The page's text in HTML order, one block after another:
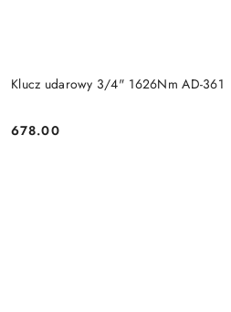
Klucz udarowy 3/4" 1626Nm AD-361
Cena:
678.00